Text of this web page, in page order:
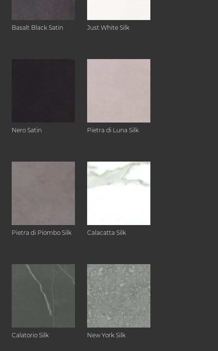
Basalt Black Satin Just White Silk
Nero Satin Pietra di Luna Silk
Pietra di Piombo Silk Calacatta Silk
Calatorio Silk New York Silk